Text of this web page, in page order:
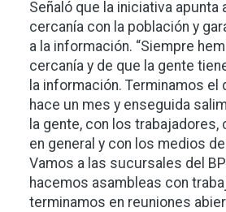
Señaló que la iniciativa apunta
cercanía con la población y
a la información. “Siempre
cercanía y de que la gente
la información. Terminamos el
hace un mes y enseguida
la gente, con los trabajadores,
en general y con los medios
Vamos a las sucursales del
hacemos asambleas con
terminamos en reuniones